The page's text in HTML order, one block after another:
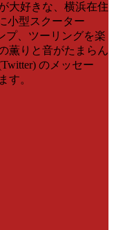
大好きな、横浜在住
小型スクーター
プ、ツーリングを楽
薫りと音がたまらん
のメッセー
す。